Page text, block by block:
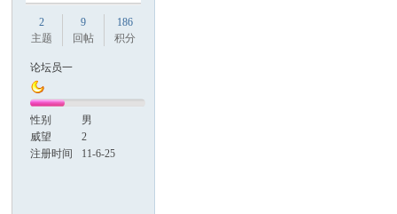
2
主题
9
回帖
186
积分
论坛员一
性别
男
威望
2
注册时间
11-6-25